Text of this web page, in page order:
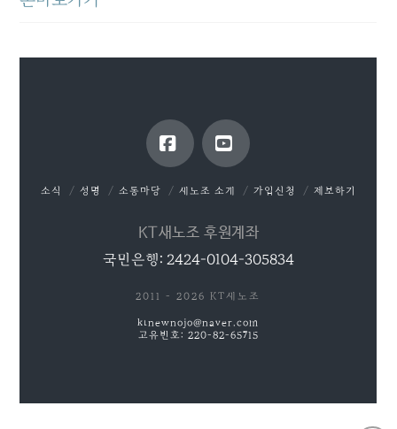
FacebookYouTube
소식 성명 소통마당 새노조 소개 가입신청 제보하기
KT새노조 후원계좌
국민은행: 2424-0104-305834
2011 - 2026 KT새노조
ktnewnojo@naver.com
고유번호: 220-82-65715